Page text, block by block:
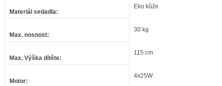
Materiál sedadla:
Eko kůže
Max. nosnost:
30 kg
Max. Výška dítěte:
115 cm
Motor:
4x25W